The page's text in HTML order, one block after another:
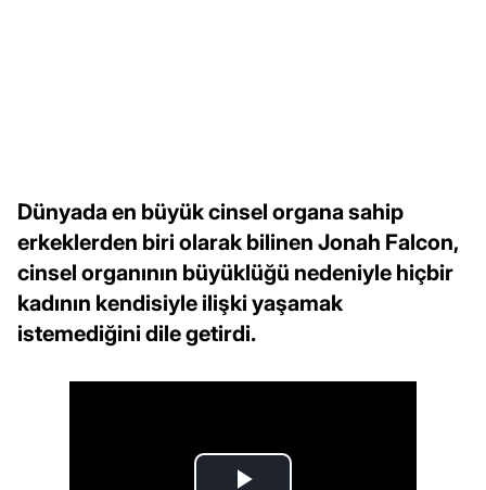
Dünyada en büyük cinsel organa sahip
erkeklerden biri olarak bilinen Jonah Falcon,
cinsel organının büyüklüğü nedeniyle hiçbir
kadının kendisiyle ilişki yaşamak
istemediğini dile getirdi.